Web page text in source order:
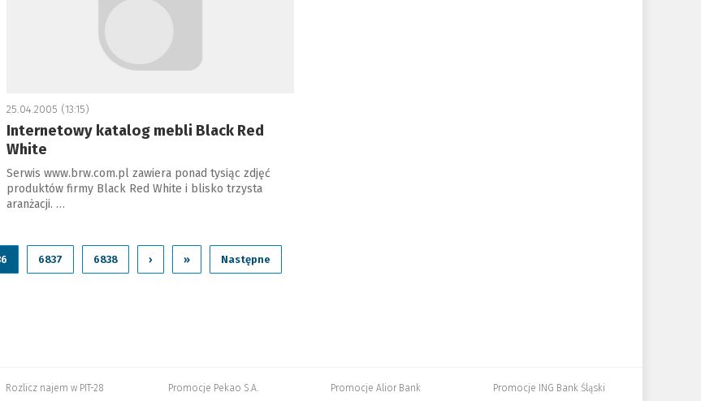
25.04.2005 (13:15)
Internetowy katalog mebli Black Red
White
Serwis www.brw.com.pl zawiera ponad tysiąc zdjęć
produktów firmy Black Red White i blisko trzysta
aranżacji. …
6837 6838 › » Następne
Rozlicz najem w PIT-28 Promocje Pekao S.A. Promocje Alior Bank Promocje ING Bank Śląski